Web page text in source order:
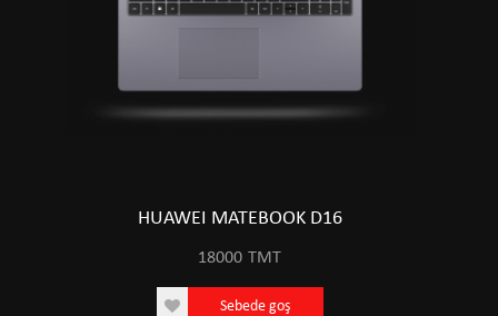
HUAWEI MATEBOOK D16
18000 TMT
Sebede goş